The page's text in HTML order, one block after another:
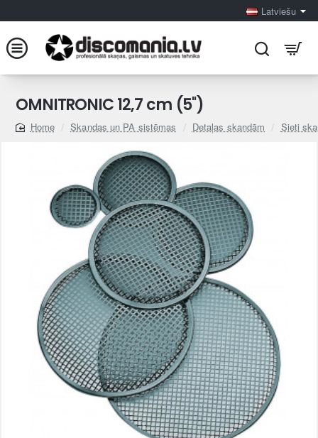
Latviešu
OMNITRONIC 12,7 cm (5'')
home
Skandas un PA sistēmas Detaļas skandām Sieti